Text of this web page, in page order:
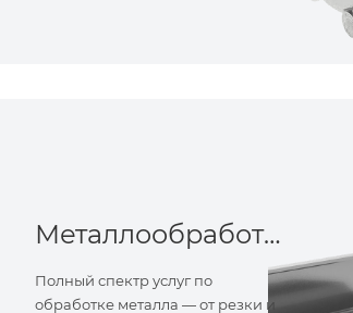
Металлообработка
Полный спектр услуг по
обработке металла — от резки и